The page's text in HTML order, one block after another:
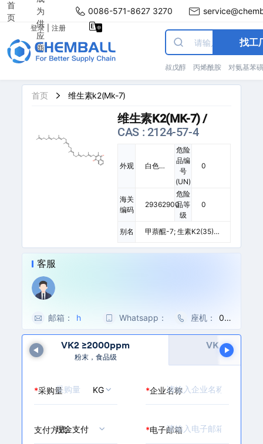
首
页
为
供
应
商
0086-571-8627 3270
登录 注册
找工
叔戊醇 丙烯酰胺 对氨基苯
首页 维生素k2(Mk-7)
维生素K2(MK-7)/
CAS : 2124-57-4
外观
白色
危险
品编
号
(UN)
0
海关
编码
29362900
危险
品等
级
0
别名
甲萘醌-7; 生素K2(35);
醌; 维生素K2(35)(MK-
客服
邮箱：
h
a
n
a
o
m
Whatsapp：
-
5
3
1
座机：
00
86
-5
71-
86
32
70
VK2 ≥2000ppm
粉末，食品级
VK2
粉末，食品级
...
*采购量 KG *企业名称
支付方式现金支付 *电子邮箱